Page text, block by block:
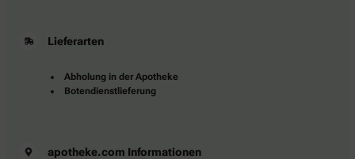
Lieferarten
Abholung in der Apotheke
Botendienstlieferung
apotheke.com Informationen